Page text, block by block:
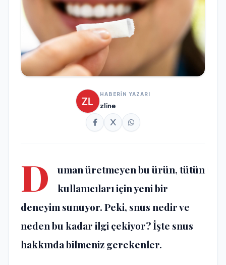
HABERİN YAZARI
zline
D
uman üretmeyen bu ürün, tütün
kullanıcıları için yeni bir
deneyim sunuyor. Peki, snus nedir ve
neden bu kadar ilgi çekiyor? İşte snus
hakkında bilmeniz gerekenler.